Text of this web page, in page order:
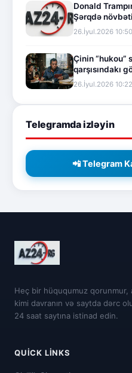
Donald
Şərqdə
26.İyul.2026 10:50
Çinin “hukou”
qarşısındakı
26.İyul.2026 10:22
Telegramda izləyin
📲 Telegram
Heç bir hüququmuz qorunmur,
kimi davranın və saytda dərc
24 saat saytına istinad edin.
QUICK LINKS